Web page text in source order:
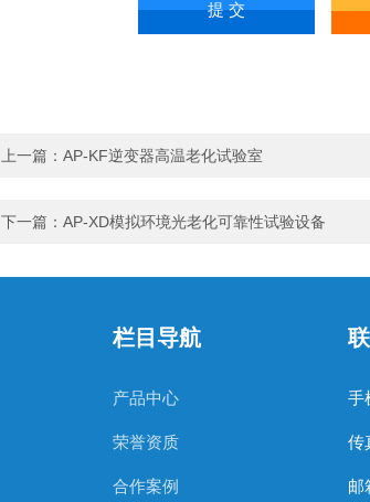
上一篇： AP-KF逆变器高温老化试验室
下一篇： AP-XD模拟环境光老化可靠性试验设备
栏目导航
产品中心
荣誉资质
合作案例
手
传
邮